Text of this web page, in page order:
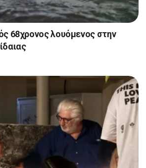
68χρονος λουόμενος στην